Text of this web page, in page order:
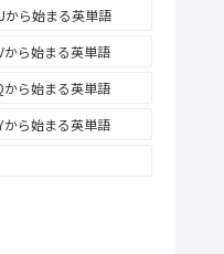
から始まる英単語
から始まる英単語
から始まる英単語
から始まる英単語